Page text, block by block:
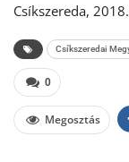
Csíkszereda,
Csíkszeredai
0
Megosztás